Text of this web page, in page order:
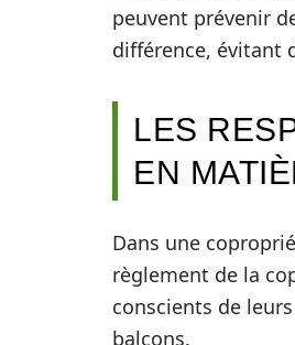
peuvent prévenir
différence, évitant
LES
EN
Dans une
règlement de la
conscients de
balcons.